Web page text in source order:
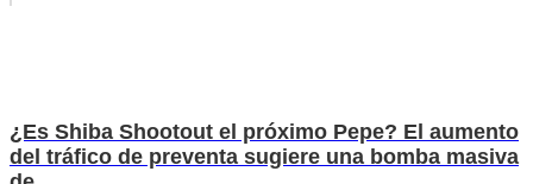
¿Es Shiba Shootout el próximo Pepe? El aumento
del tráfico de preventa sugiere una bomba masiva